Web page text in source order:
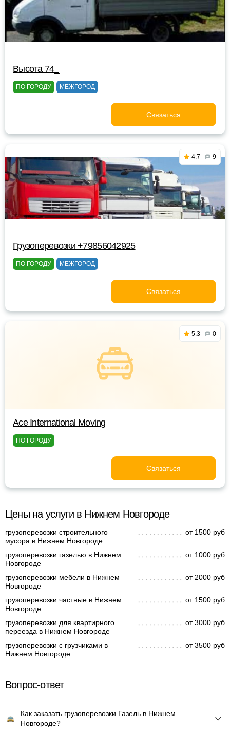
Высота 74_
ПО ГОРОДУ МЕЖГОРОД
Связаться
4.7 9
Грузоперевозки +79856042925
ПО ГОРОДУ МЕЖГОРОД
Связаться
5.3 0
Ace International Moving
ПО ГОРОДУ
Связаться
Цены на услуги в Нижнем Новгороде
грузоперевозки строительного
мусора в Нижнем Новгороде
от 1500 руб
грузоперевозки газелью в Нижнем
Новгороде
от 1000 руб
грузоперевозки мебели в Нижнем
Новгороде
от 2000 руб
грузоперевозки частные в Нижнем
Новгороде
от 1500 руб
грузоперевозки для квартирного
переезда в Нижнем Новгороде
от 3000 руб
грузоперевозки с грузчиками в
Нижнем Новгороде
от 3500 руб
Вопрос-ответ
Как заказать грузоперевозки Газель в Нижнем
Новгороде?